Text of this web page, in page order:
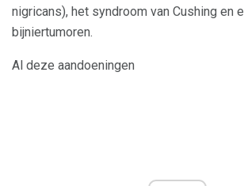
nigricans), het syndroom van Cushing en
bijniertumoren.
Al deze aandoeningen